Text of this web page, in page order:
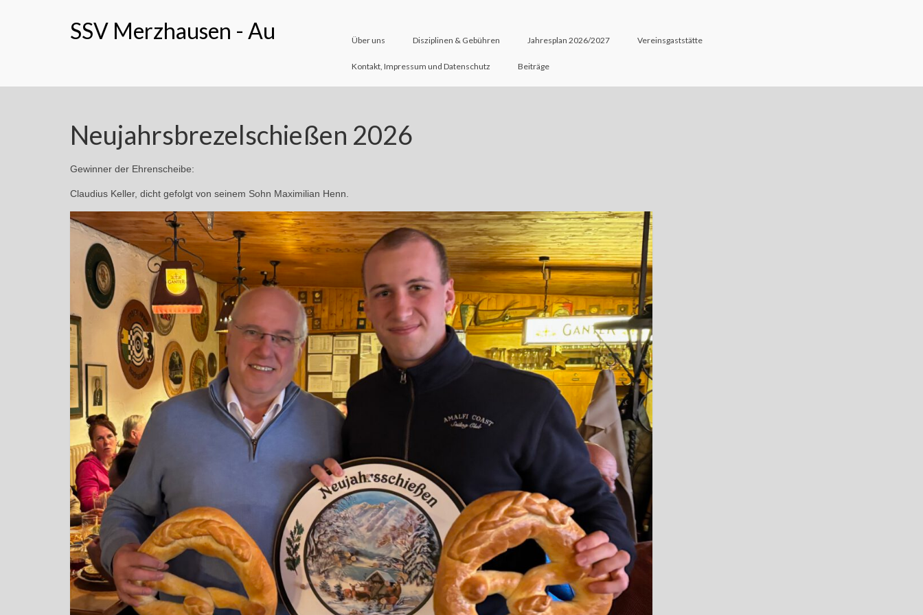
SSV Merzhausen - Au Über uns Disziplinen & Gebühren Jahresplan 2026/2027 Vereinsgaststätte
Kontakt, Impressum und Datenschutz Beiträge
Neujahrsbrezelschießen 2026
Gewinner der Ehrenscheibe:
Claudius Keller, dicht gefolgt von seinem Sohn Maximilian Henn.